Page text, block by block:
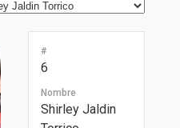
#
6
Nombre
Shirley Jaldin